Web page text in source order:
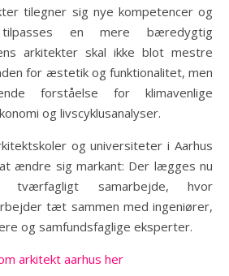
tilegner sig nye kompetencer og
tilpasses en mere bæredygtig
arkitekter skal ikke blot mestre
for æstetik og funktionalitet, men
forståelse for klimavenlige
og livscyklusanalyser.
og universiteter i Aarhus
ændre sig markant: Der lægges nu
samarbejde, hvor
tæt sammen med ingeniører,
og samfundsfaglige eksperter.
arkitekt aarhus her